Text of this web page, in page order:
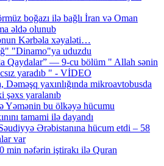
boğazı ilə bağlı İran və Oman
əldə olunub
Kərbəla xəyaləti…
"Dinamo"ya uduzdu
Qaydalar” — 9-cu bölüm " Allah sənin
yaradıb " - VİDEO
Dəməşq yaxınlığında mikroavtobusda
şəxs yaralanıb
Yəmənin bu ölkəyə hücumu
tamami ilə dayandı
Ərəbistanına hücum etdi – 58
var
min nəfərin iştirakı ilə Quran